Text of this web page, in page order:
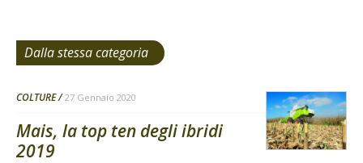
Dalla stessa categoria
COLTURE 27 Gennaio 2020
Mais, la top ten degli ibridi
2019